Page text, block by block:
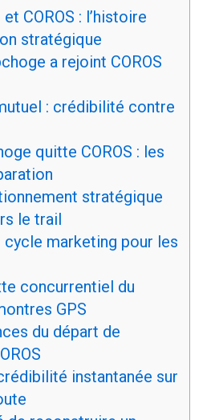
COROS : l’histoire
stratégique
a rejoint COROS
: crédibilité contre
quitte COROS : les
stratégique
le trail
cycle marketing pour les
concurrentiel du
GPS
du départ de
instantanée sur